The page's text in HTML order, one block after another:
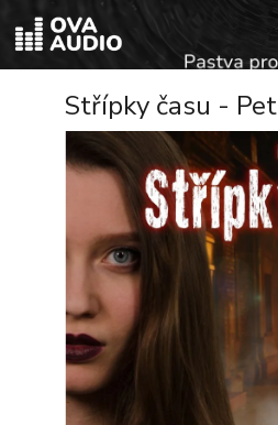
na
obsah
Střípky času -